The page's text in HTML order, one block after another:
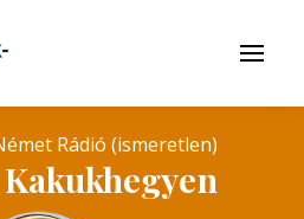
Menü
Rádió (ismeretlen)